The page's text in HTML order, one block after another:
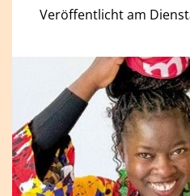
Veröffentlicht am